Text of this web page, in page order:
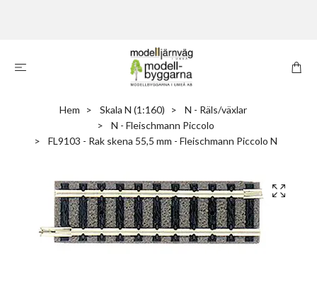
Hem Skala N (1:160)
N - Räls/växlar
N - Fleischmann Piccolo
FL9103 - Rak skena 55,5 mm - Fleischmann Piccolo N